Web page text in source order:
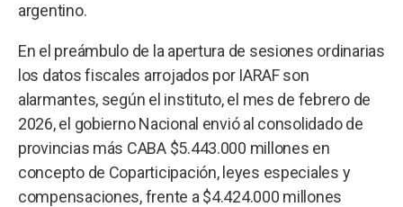
argentino.
En el preámbulo de la apertura de sesiones ordinarias
los datos fiscales arrojados por IARAF son
alarmantes, según el instituto, el mes de febrero de
2026, el gobierno Nacional envió al consolidado de
provincias más CABA $5.443.000 millones en
concepto de Coparticipación, leyes especiales y
compensaciones, frente a $4.424.000 millones